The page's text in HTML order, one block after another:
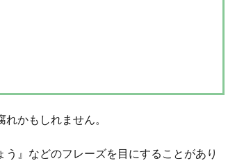
かもしれません。
う』などのフレーズを目にすることがあり